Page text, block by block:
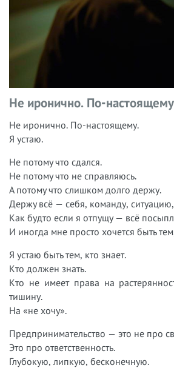
Не иронично. По-
Не иронично. По-настоящему.
Я устаю.
Не потому что сдался.
Не потому что не справляюсь.
А потому что слишком долго держу.
Держу всё — себя, команду,
Как будто если я отпущу — всё
И иногда мне просто хочется быть
Я устаю быть тем, кто знает.
Кто должен знать.
Кто не имеет права на
тишину.
На «не хочу».
Предпринимательство — это не про
Это про ответственность.
Глубокую, липкую, бесконечную.